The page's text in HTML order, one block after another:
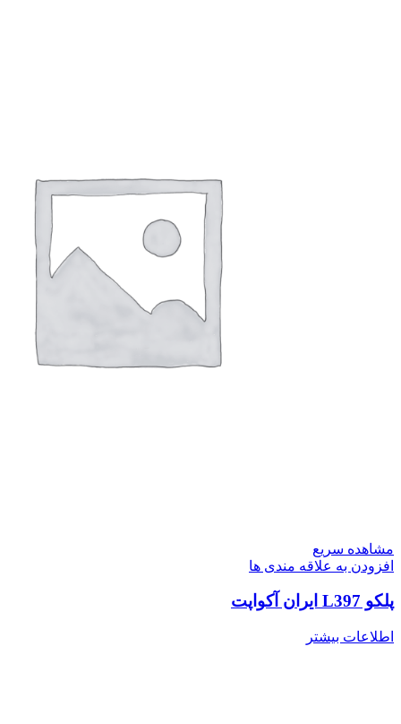
مشاهده سریع
افزودن به علاقه مندی ها
پلکو L397 ایران آکواپت
اطلاعات بیشتر